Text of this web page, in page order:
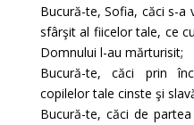
Bucură-te, Sofia, căci s-
sfârşit al fiicelor tale, ce
Domnului l-au mărturisit;
Bucură-te, căci prin
copilelor tale cinste şi
Bucură-te, căci de